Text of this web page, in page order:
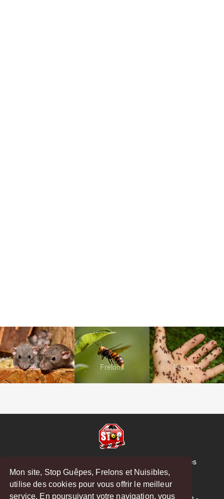
Mon site, Stop Guêpes, Frelons et Nuisibles,
utilise des cookies pour vous offrir le meilleur
service. En poursuivant votre navigation, vous
Rats Frelons Fourmis
© Copyright 2026 Stop Guêpes, Frelons et Nuisibles
Mentions légales
Créé parMattWeb